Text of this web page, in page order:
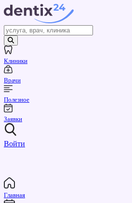
Клиники
Врачи
Полезное
Заявки
Войти
Главная